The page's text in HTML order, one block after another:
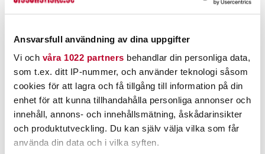
Ansvarsfull användning av dina uppgifter
Vi och våra 1022 partners behandlar din personliga data,
som t.ex. ditt IP-nummer, och använder teknologi såsom
cookies för att lagra och få tillgång till information på din
enhet för att kunna tillhandahålla personliga annonser och
innehåll, annons- och innehållsmätning, åskådarinsikter
och produktutveckling. Du kan själv välja vilka som får
använda din data och i vilka syften.
STRIKE PRO
Strike Pro Astro Vibe
3,5cm 4,5g.
Nuvarande pris:
95,00 krTidigare pris:
119,00 kr
95,00 kr
119,00 kr
MIKADO
Mikado Sicario 8,5cm
5pcs.
Nuvarande pris:
85,00 krTidigare pris:
85,00 kr
100,00 kr